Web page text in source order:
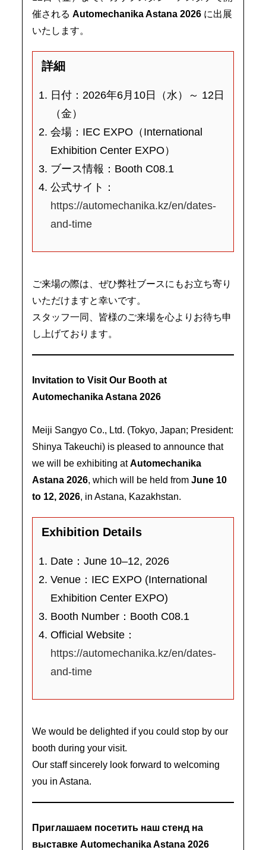
催される Automechanika Astana 2026に出展
いたします。
詳細
日付：2026年6月10日（水）～ 12日
（金）
会場：IEC EXPO（International
Exhibition Center EXPO）
ブース情報：Booth C08.1
公式サイト：
https://automechanika.kz/en/dates-
and-time
ご来場の際は、ぜひ弊社ブースにもお立ち寄り
いただけますと幸いです。
スタッフ一同、皆様のご来場を心よりお待ち申
し上げております。
Invitation to Visit Our Booth at
Automechanika Astana 2026
Meiji Sangyo Co., Ltd. (Tokyo, Japan; President:
Shinya Takeuchi) is pleased to announce that
we will be exhibiting atAutomechanika
Astana 2026, which will be held from June 10
to 12, 2026, in Astana, Kazakhstan.
Exhibition Details
Date：June 10–12, 2026
Venue：IEC EXPO (International
Exhibition Center EXPO)
Booth Number：Booth C08.1
Official Website：
https://automechanika.kz/en/dates-
and-time
We would be delighted if you could stop by our
booth during your visit.
Our staff sincerely look forward to welcoming
you in Astana.
Приглашаем посетить наш стенд на
выставке Automechanika Astana 2026